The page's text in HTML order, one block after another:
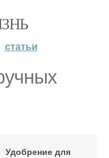
статьи
Удобрение для